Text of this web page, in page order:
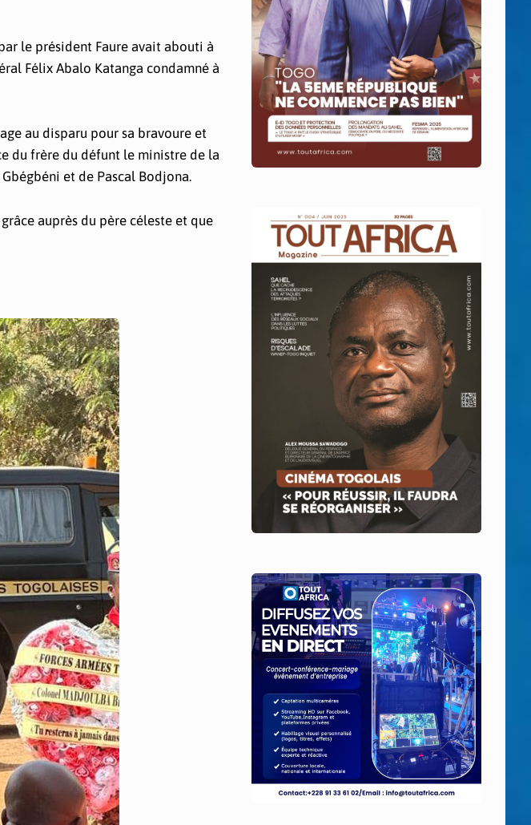
le président Faure avait abouti à
Félix Abalo Katanga condamné à
au disparu pour sa bravoure et
du frère du défunt le ministre de la
et de Pascal Bodjona.
auprès du père céleste et que